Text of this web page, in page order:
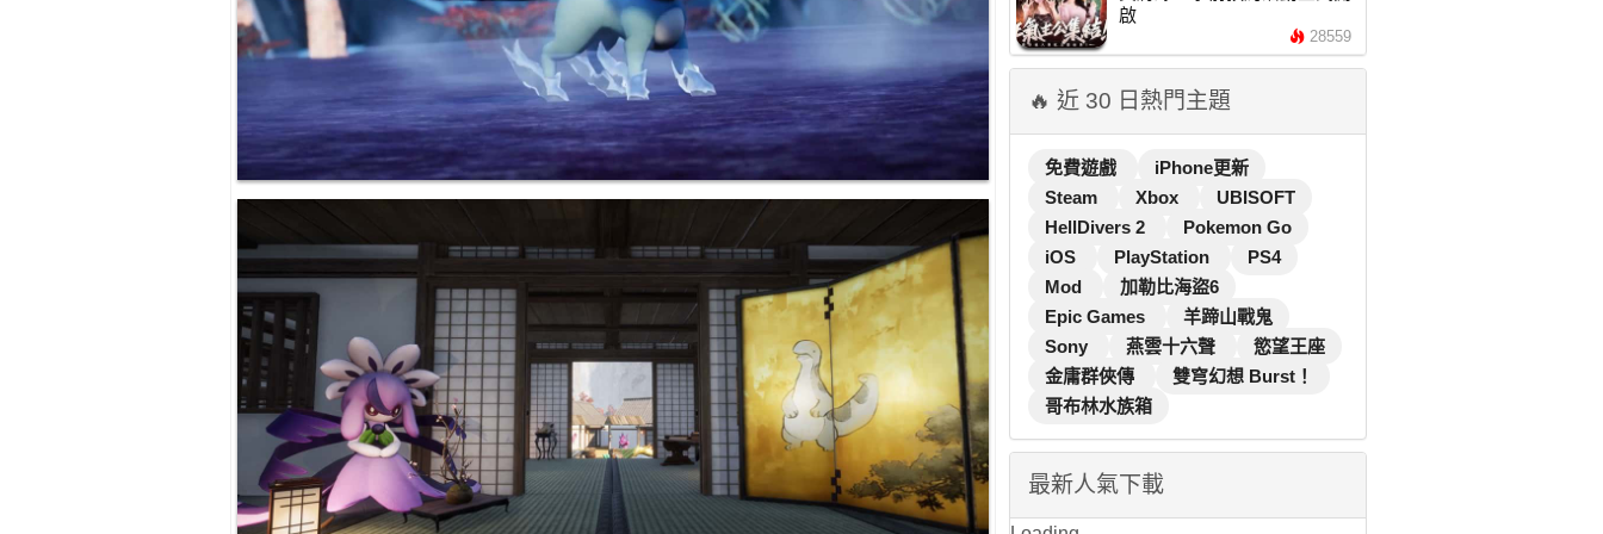
啟
28559
🔥 近 30 日熱門主題
免費遊戲
iPhone更新
Steam
Xbox
UBISOFT
HellDivers 2
Pokemon Go
iOS
PlayStation
PS4
Mod
加勒比海盜6
Epic Games
羊蹄山戰鬼
Sony
燕雲十六聲
慾望王座
金庸群俠傳
雙穹幻想 Burst！
哥布林水族箱
最新人氣下載